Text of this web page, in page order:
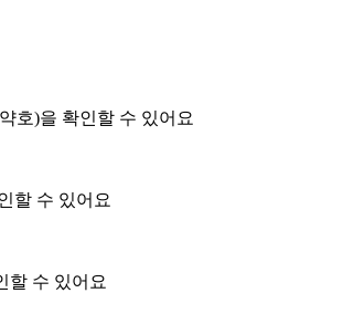
호)을 확인할 수 있어요
할 수 있어요
할 수 있어요